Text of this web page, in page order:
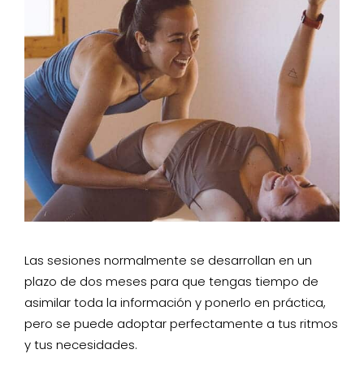
Las sesiones normalmente se desarrollan en un
plazo de dos meses para que tengas tiempo de
asimilar toda la información y ponerlo en práctica,
pero se puede adoptar perfectamente a tus ritmos
y tus necesidades.